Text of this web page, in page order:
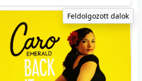
Feldolgozott dalok